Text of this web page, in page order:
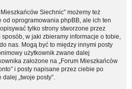
Siechnic” możemy też
oprogramowania phpBB, ale ich ten
tylko strony stworzone przez
w jaki zbieramy informacje o tobie,
nas. Mogą być to między innymi posty
użytkownik zwane dalej
założone na „Forum Mieszkańców
i posty napisane przez ciebie po
„twoje posty”.